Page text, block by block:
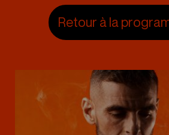
Retour à la